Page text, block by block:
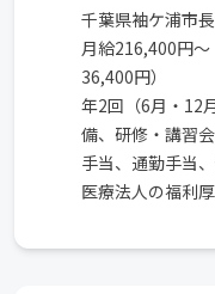
千葉県袖ケ浦市
月給216,400円
36,400円）
年2回（6月・12
備、研修・講習
手当、通勤手当
医療法人の福利